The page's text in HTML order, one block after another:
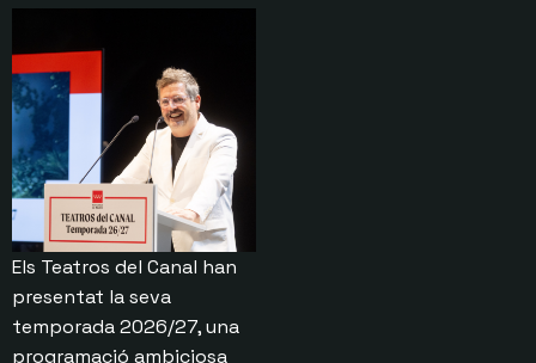
Els Teatros del Canal han
presentat la seva
temporada 2026/27, una
programació ambiciosa